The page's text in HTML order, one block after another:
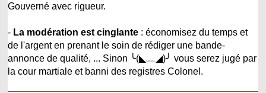
Gouverné avec rigueur.
- La modération est cinglante : économisez du temps et
de l'argent en prenant le soin de rédiger une bande-
annonce de qualité, ... Sinon ╰(◣﹏◢)╯ vous serez jugé par
la cour martiale et banni des registres Colonel.